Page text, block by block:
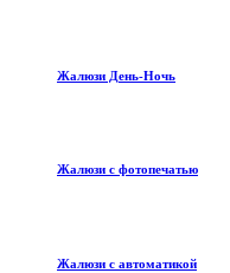
Жалюзи День-Ночь
Жалюзи с фотопечатью
Жалюзи с автоматикой